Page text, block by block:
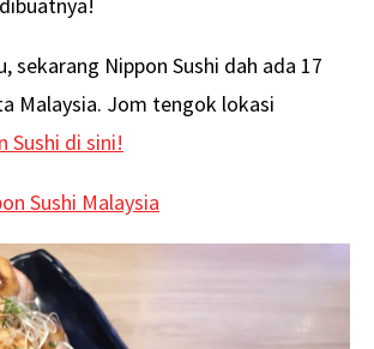
sekarang Nippon Sushi dah ada 17
Malaysia. Jom tengok lokasi
Sushi di sini!
Sushi Malaysia